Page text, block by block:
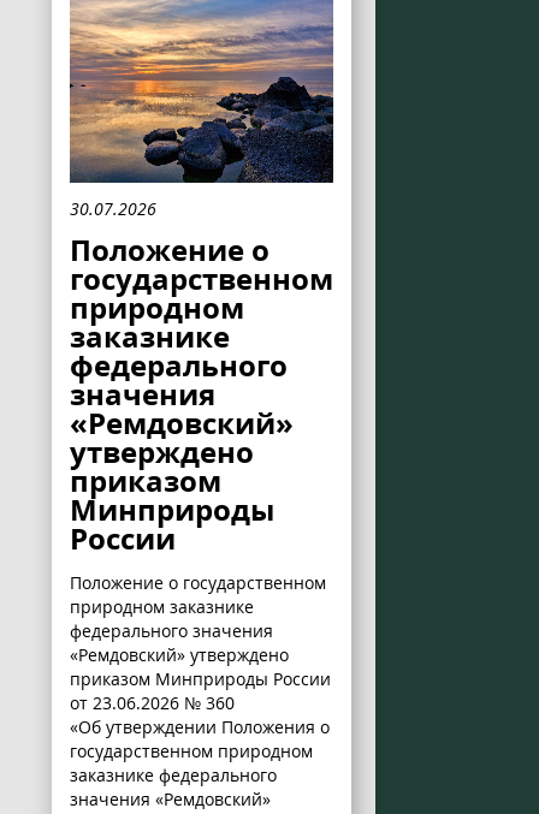
30.07.2026
Положение о
государственном
природном
заказнике
федерального
значения
«Ремдовский»
утверждено
приказом
Минприроды
России
Положение о государственном
природном заказнике
федерального значения
«Ремдовский» утверждено
приказом Минприроды России
от 23.06.2026 № 360
«Об утверждении Положения о
государственном природном
заказнике федерального
значения «Ремдовский»